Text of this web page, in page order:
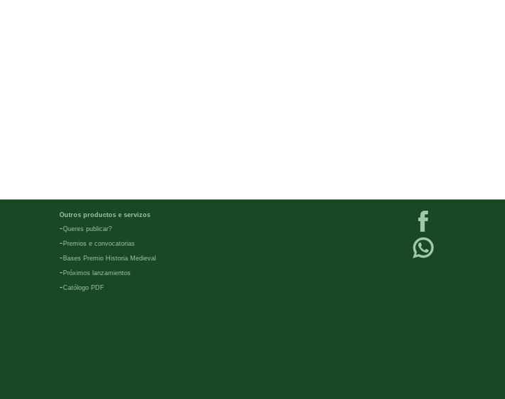
Outros productos e servizos
-Queres publicar?
- Premios e convocatorias
- Bases Premio Historia Medieval
- Próximos lanzamientos
-Católogo PDF